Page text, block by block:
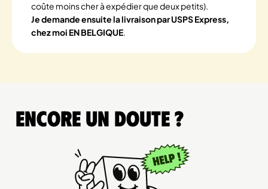
coûte moins cher à expédier que deux petits).
Je demande ensuite la livraison par USPS Express,
chez moi EN BELGIQUE.
Encore un doute ?